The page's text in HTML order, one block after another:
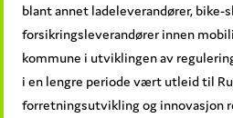
blant annet ladeleverandører, bike-
forsikringsleverandører innen
kommune i utviklingen av
i en lengre periode vært utleid til
forretningsutvikling og innovasjon